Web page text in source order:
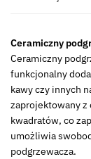
A
ceramic
WARMER
for
tea
Ceramiczny
Ceramiczny
funkcjonalny
kawy czy innych
zaprojektowany z
kwadratów, co
umożliwia
podgrzewacza.